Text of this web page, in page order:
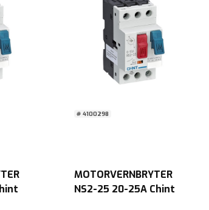
# 4100298
MOTORVERNBRYTER
NS2-25 20-25A Chint